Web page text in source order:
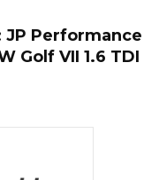
Performance
Golf VII 1.6 TDI